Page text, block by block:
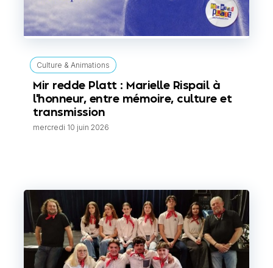
Culture & Animations
Mir redde Platt : Marielle Rispail à
l'honneur, entre mémoire, culture et
transmission
mercredi 10 juin 2026